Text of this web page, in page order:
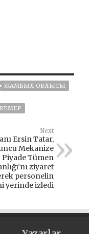
ЖАМБЫЛ ОБЛЫСЫ
Next
Ersin Tatar,
Mekanize
Piyade Tümen
ziyaret
personelin
yerinde izledi